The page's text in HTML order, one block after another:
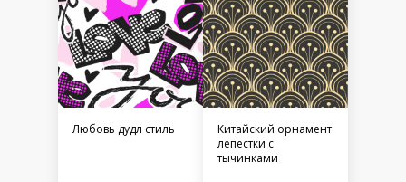
Любовь дудл стиль
Китайский орнамент
лепестки с
тычинками